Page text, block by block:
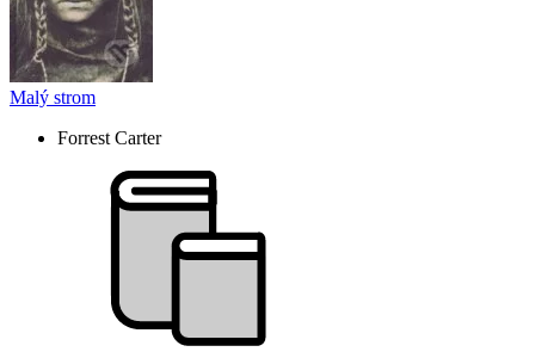
Malý strom
Forrest Carter